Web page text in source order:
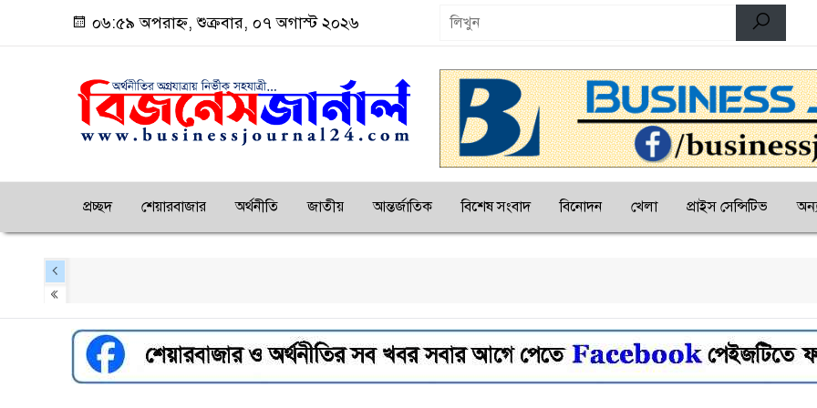
০৬:৫৯ অপরাহ্ন, শুক্রবার, ০৭ অগাস্ট ২০২৬
প্রচ্ছদ শেয়ারবাজার অর্থনীতি জাতীয় আন্তর্জাতিক বিশেষ সংবাদ বিনোদন খেলা প্রাইস সেন্সিটিভ